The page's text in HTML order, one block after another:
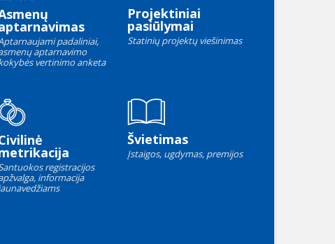
padaliniai,
aptarnavimo
vertinimo anketa
Projektiniai
pasiūlymai
Statinių projektų viešinimas
registracijos
informacija
Švietimas
Įstaigos, ugdymas, premijos